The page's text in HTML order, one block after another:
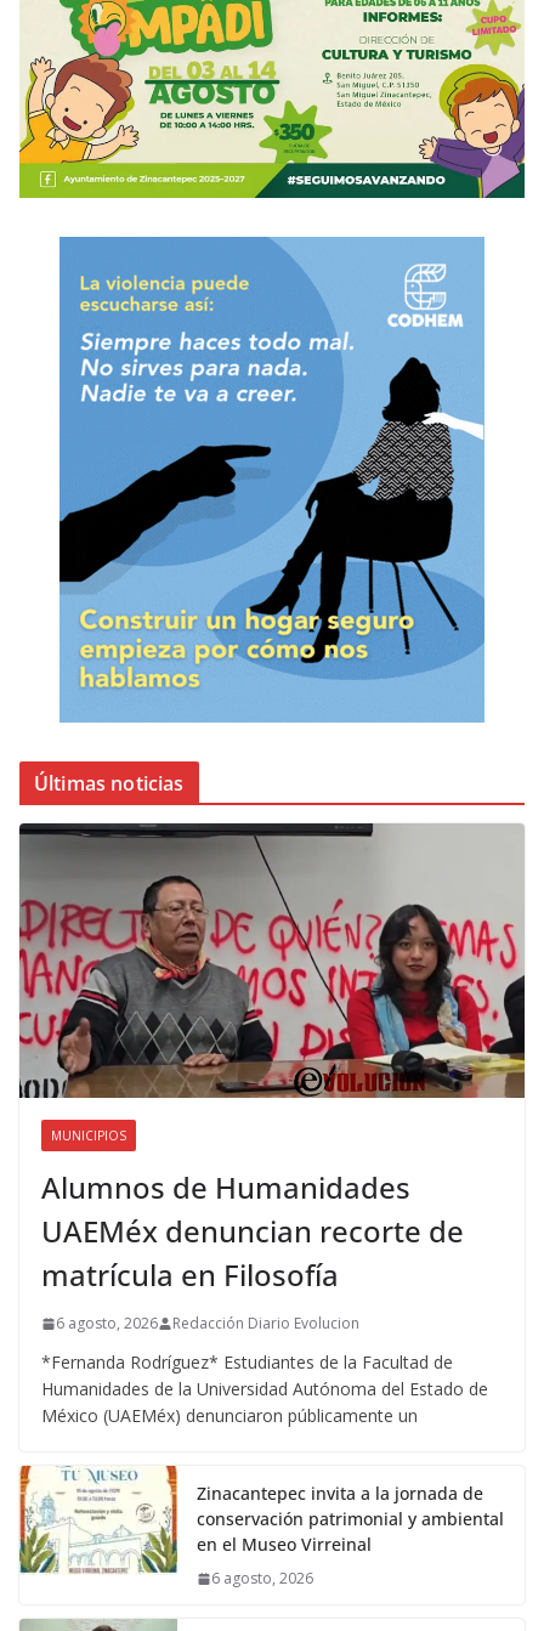
Últimas noticias
MUNICIPIOS
Alumnos de Humanidades
UAEMéx denuncian recorte de
matrícula en Filosofía
6 agosto, 2026 Redacción Diario Evolucion
*Fernanda Rodríguez* Estudiantes de la Facultad de
Humanidades de la Universidad Autónoma del Estado de
México (UAEMéx) denunciaron públicamente un
Zinacantepec invita a la jornada de
conservación patrimonial y ambiental
en el Museo Virreinal
6 agosto, 2026